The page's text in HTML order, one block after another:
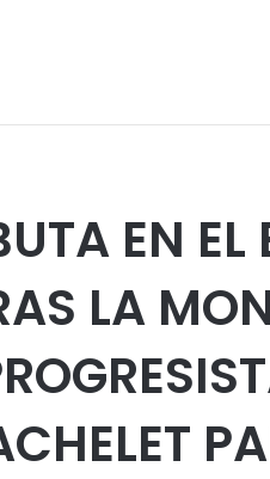
EN EL
LA